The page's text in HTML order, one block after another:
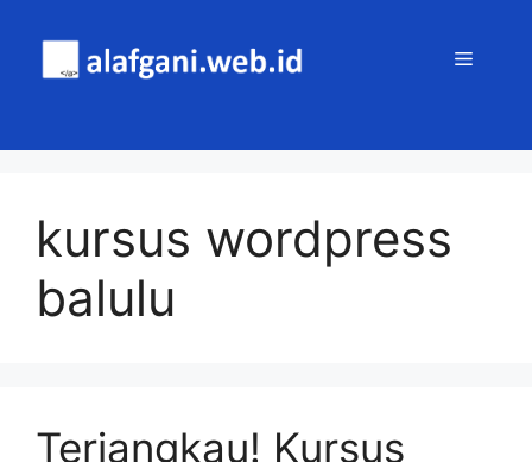
content
MENU
kursus wordpress
balulu
Terjangkau! Kursus